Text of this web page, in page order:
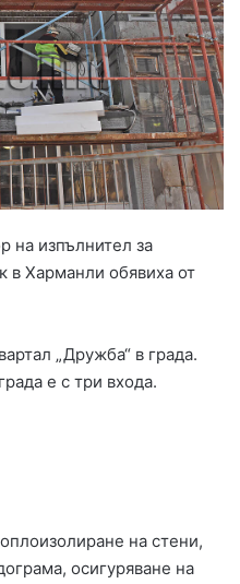
на изпълнител за
в Харманли обявиха от
„Дружба“ в града.
е с три входа.
на стени,
осигуряване на